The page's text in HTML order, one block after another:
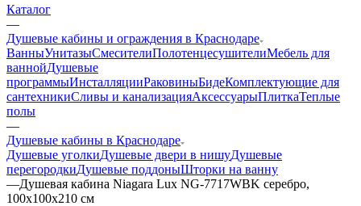
Каталог
—
Душевые кабины и ограждения в Краснодаре
ВанныУнитазыСмесителиПолотенцесушителиМебель для
ваннойДушевые
программыИнсталляцииРаковиныБидеКомплектующие для
сантехникиСливы и канализацияАксессуарыПлиткаТеплые
полы
—
Душевые кабины в Краснодаре
Душевые уголкиДушевые двери в нишуДушевые
перегородкиДушевые поддоныШторки на ванну
—Душевая кабина Niagara Lux NG-7717WBK серебро,
100x100x210 см